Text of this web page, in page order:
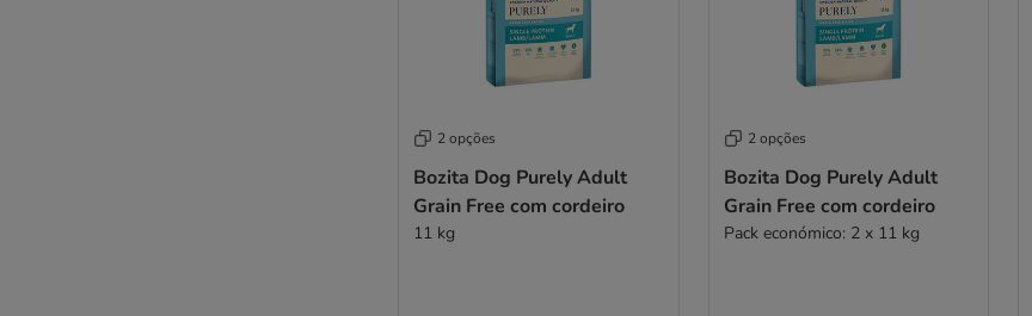
2 opções
Bozita Dog Purely Adult
Grain Free com cordeiro
11 kg
2 opções
Bozita Dog Purely Adult
Grain Free com cordeiro
Pack económico: 2 x 11 kg